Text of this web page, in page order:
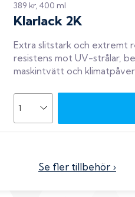
389 kr, 400 ml
Klarlack 2K
Extra slitstark och extremt
resistens mot UV-strålar,
maskintvätt och
Se fler tillbehör ›